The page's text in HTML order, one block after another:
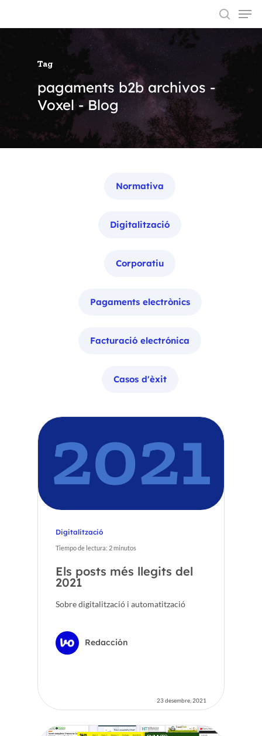
Hit enter to search or ESC to close
Tag
pagaments b2b archivos -
Voxel - Blog
Normativa
Digitalització
Corporatiu
Pagaments electrònics
Facturació electrónica
Casos d'èxit
Digitalització
Tiempo de lectura: 2minutos
Els posts més llegits del
2021
Sobre digitalització i automatització
Redacción
23 desembre, 2021